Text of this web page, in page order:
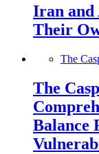
Iran and
Their
The
The
Balance